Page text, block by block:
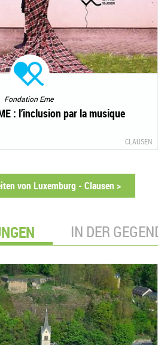
Fondation Eme
: l’inclusion par la musique
CLAUSEN
von Luxemburg - Clausen >
IN DER GEGEND